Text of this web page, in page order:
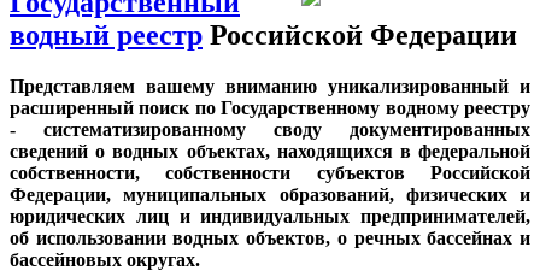
водный реестр Российской Федерации
Представляем вашему вниманию уникализированный и
расширенный поиск по Государственному водному реестру
- систематизированному своду документированных
сведений о водных объектах, находящихся в федеральной
собственности, собственности субъектов Российской
Федерации, муниципальных образований, физических и
юридических лиц и индивидуальных предпринимателей,
об использовании водных объектов, о речных бассейнах и
бассейновых округах.